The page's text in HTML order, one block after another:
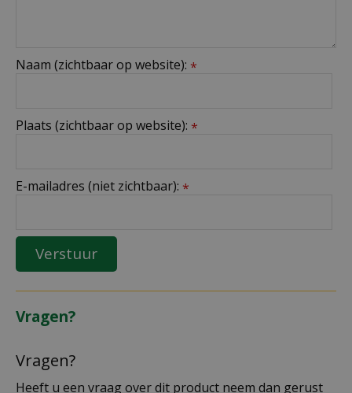
Naam (zichtbaar op website): *
Plaats (zichtbaar op website): *
E-mailadres (niet zichtbaar): *
Vragen?
Vragen?
Heeft u een vraag over dit product neem dan gerust